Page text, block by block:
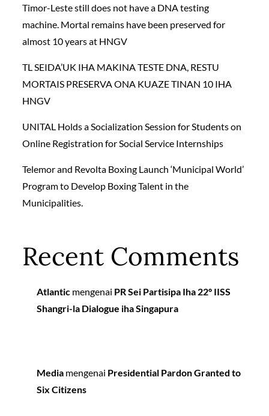
Timor-Leste still does not have a DNA testing
machine. Mortal remains have been preserved for
almost 10 years at HNGV
TL SEIDA’UK IHA MAKINA TESTE DNA, RESTU
MORTAIS PRESERVA ONA KUAZE TINAN 10 IHA
HNGV
UNITAL Holds a Socialization Session for Students on
Online Registration for Social Service Internships
Telemor and Revolta Boxing Launch ‘Municipal World’
Program to Develop Boxing Talent in the
Municipalities.
Recent Comments
Atlantic mengenai PR Sei Partisipa Iha 22º IISS
Shangri-la Dialogue iha Singapura
Media mengenai Presidential Pardon Granted to
Six Citizens